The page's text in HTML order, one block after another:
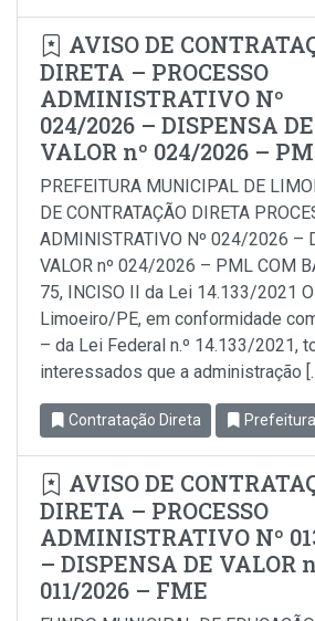
AVISO DE
DIRETA – PROCESSO
ADMINISTRATIVO Nº
024/2026 – DISPENSA DE
VALOR nº 024/2026 –
PREFEITURA MUNICIPAL DE
DE CONTRATAÇÃO DIRETA
ADMINISTRATIVO Nº 024/2026 –
VALOR nº 024/2026 – PML COM
75, INCISO II da Lei 14.133/2021
Limoeiro/PE, em conformidade
– da Lei Federal n.º 14.133/2021,
interessados que a administração
Contratação Direta
AVISO DE
DIRETA – PROCESSO
ADMINISTRATIVO Nº
– DISPENSA DE VALOR
011/2026 – FME